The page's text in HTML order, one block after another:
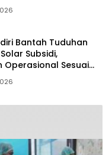
Bantah Tuduhan
Subsidi,
Operasional Sesuai